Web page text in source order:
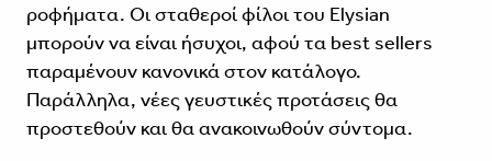
ροφήματα. Οι σταθεροί φίλοι του Elysian
μπορούν να είναι ήσυχοι, αφού τα best sellers
παραμένουν κανονικά στον κατάλογο.
Παράλληλα, νέες γευστικές προτάσεις θα
προστεθούν και θα ανακοινωθούν σύντομα.